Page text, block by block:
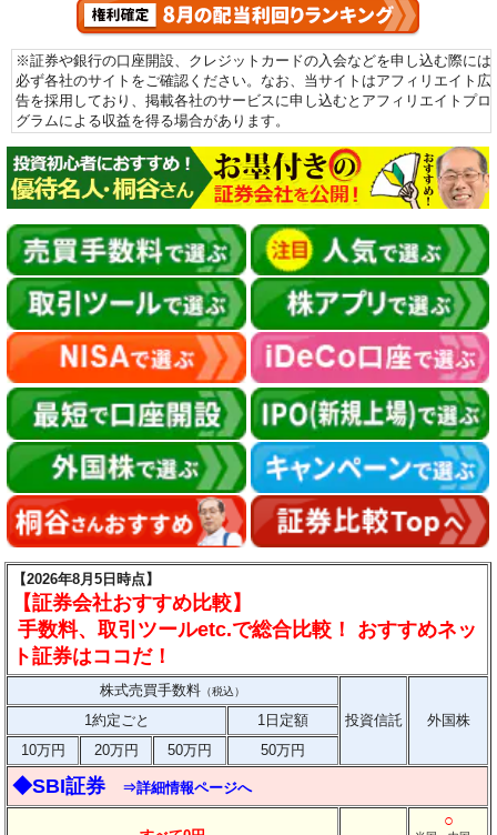
※証券や銀行の口座開設、クレジットカードの入会などを申し込む際には
必ず各社のサイトをご確認ください。なお、当サイトはアフィリエイト広
告を採用しており、掲載各社のサービスに申し込むとアフィリエイトプロ
グラムによる収益を得る場合があります。
【2026年8月5日時点】
【証券会社おすすめ比較】
手数料、取引ツールetc.で総合比較！ おすすめネッ
ト証券はココだ！
株式売買手数料 （税込）
投資信託 外国株
1約定ごと
1日定額
10万円
20万円 50万円 50万円
◆SBI証券 ⇒詳細情報ページへ
○